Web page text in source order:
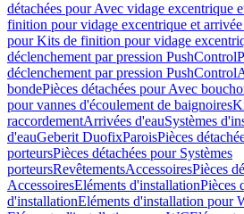
détachées pour Avec vidage excentrique
finition pour vidage excentrique et arrivée
pour Kits de finition pour vidage
déclenchement par pression PushControl
déclenchement par pression PushControl
bondePièces détachées pour Avec
pour vannes d'écoulement de baignoires
raccordementArrivées d'eauSystèmes
d'eauGeberit DuofixParoisPièces
porteursPièces détachées pour Systèmes
porteursRevêtementsAccessoiresPièces
AccessoiresEléments d'installationPièces
d'installationEléments d'installation pour